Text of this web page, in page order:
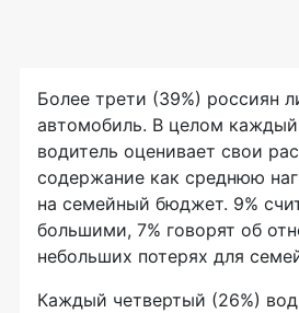
Более трети (39%) россиян
автомобиль. В целом
водитель оценивает свои
содержание как среднюю
на семейный бюджет. 9%
большими, 7% говорят об
небольших потерях для
Каждый четвертый (26%)